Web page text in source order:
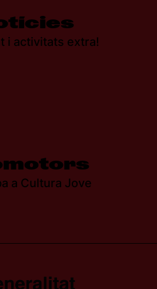
i activitats extra!
a Cultura Jove